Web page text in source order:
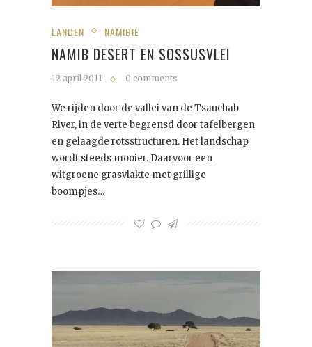
LANDEN NAMIBIE
NAMIB DESERT EN SOSSUSVLEI
12 april 2011 0 comments
We rijden door de vallei van de Tsauchab
River, in de verte begrensd door tafelbergen
en gelaagde rotsstructuren. Het landschap
wordt steeds mooier. Daarvoor een
witgroene grasvlakte met grillige
boompjes…